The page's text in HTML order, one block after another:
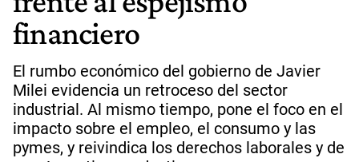
financiero
El rumbo económico del gobierno de Javier
Milei evidencia un retroceso del sector
industrial. Al mismo tiempo, pone el foco en el
impacto sobre el empleo, el consumo y las
pymes, y reivindica los derechos laborales y de